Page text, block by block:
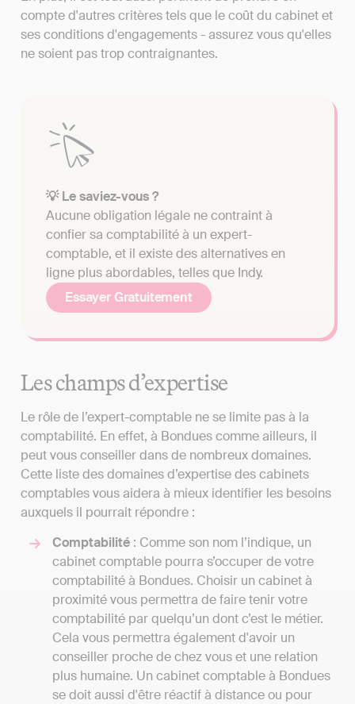
compte d'autres critères tels que le coût du cabinet et
ses conditions d'engagements - assurez vous qu'elles
ne soient pas trop contraignantes.
💡 Le saviez-vous ?
Aucune obligation légale ne contraint à
confier sa comptabilité à un expert-
comptable, et il existe des alternatives en
ligne plus abordables, telles que Indy.
Essayer Gratuitement
Les champs d’expertise
Le rôle de l’expert-comptable ne se limite pas à la
comptabilité. En effet, à Bondues comme ailleurs, il
peut vous conseiller dans de nombreux domaines.
Cette liste des domaines d’expertise des cabinets
comptables vous aidera à mieux identifier les besoins
auxquels il pourrait répondre :
Comptabilité : Comme son nom l’indique, un
cabinet comptable pourra s’occuper de votre
comptabilité à Bondues. Choisir un cabinet à
proximité vous permettra de faire tenir votre
comptabilité par quelqu’un dont c’est le métier.
Cela vous permettra également d'avoir un
conseiller proche de chez vous et une relation
plus humaine. Un cabinet comptable à Bondues
se doit aussi d'être réactif à distance ou pour